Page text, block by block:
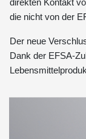
direkten Kontakt
die nicht von der
Der neue
Dank der EFSA-